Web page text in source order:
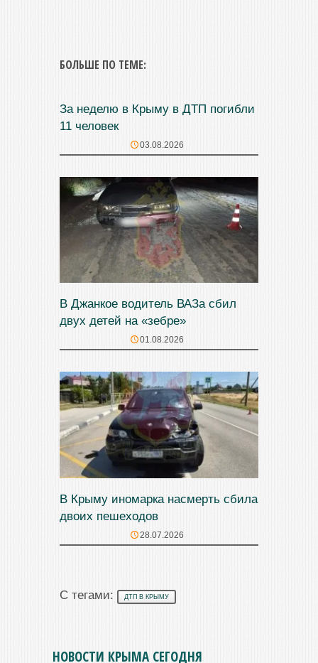
БОЛЬШЕ ПО ТЕМЕ:
За неделю в Крыму в ДТП погибли
11 человек
03.08.2026
В Джанкое водитель ВАЗа сбил
двух детей на «зебре»
01.08.2026
В Крыму иномарка насмерть сбила
двоих пешеходов
28.07.2026
С тегами: ДТП В КРЫМУ
НОВОСТИ КРЫМА СЕГОДНЯ